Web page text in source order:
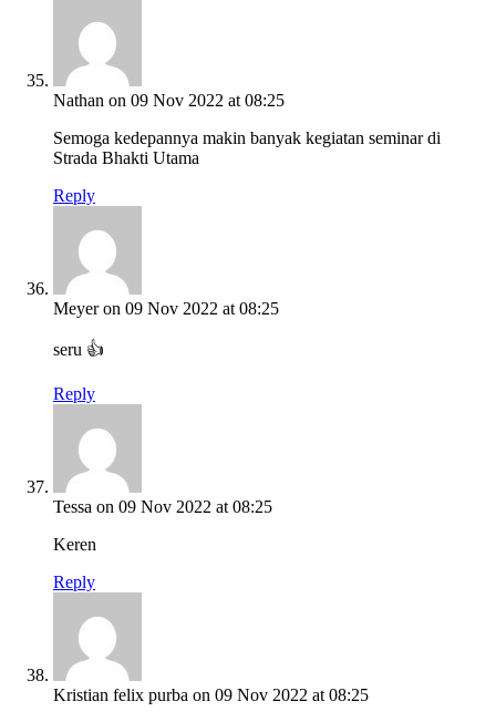
Nathan on 09 Nov 2022 at 08:25
Semoga kedepannya makin banyak kegiatan seminar di
Strada Bhakti Utama
Reply
Meyer on 09 Nov 2022 at 08:25
seru 👍
Reply
Tessa on 09 Nov 2022 at 08:25
Keren
Reply
Kristian felix purba on 09 Nov 2022 at 08:25